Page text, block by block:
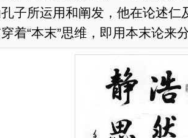
子所运用和阐发，他在论述仁
着“本末”思维，即用本末论来